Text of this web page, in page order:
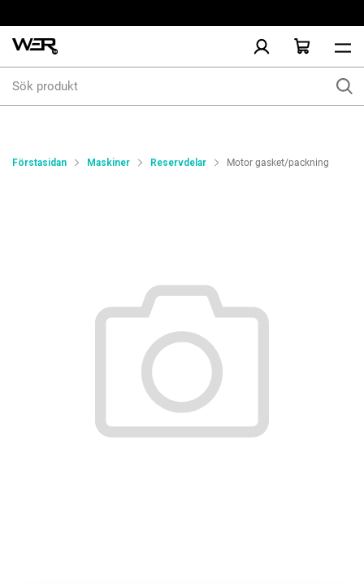
produkt
Förstasidan Maskiner Reservdelar Motor gasket/packning